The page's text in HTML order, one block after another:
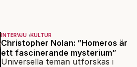
INTERVJU KULTUR
Christopher Nolan: ”Homeros är
ett fascinerande mysterium”
Universella teman utforskas i